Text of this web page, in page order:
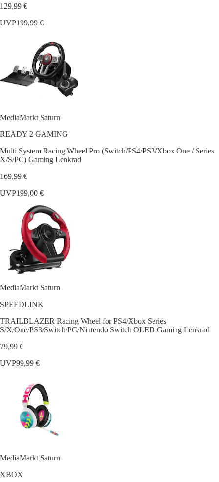
129,99 €
UVP199,99 €
MediaMarkt Saturn
READY 2 GAMING
Multi System Racing Wheel Pro (Switch/PS4/PS3/Xbox One / Series
X/S/PC) Gaming Lenkrad
169,99 €
UVP199,00 €
MediaMarkt Saturn
SPEEDLINK
TRAILBLAZER Racing Wheel for PS4/Xbox Series
S/X/One/PS3/Switch/PC/Nintendo Switch OLED Gaming Lenkrad
79,99 €
UVP99,99 €
MediaMarkt Saturn
XBOX